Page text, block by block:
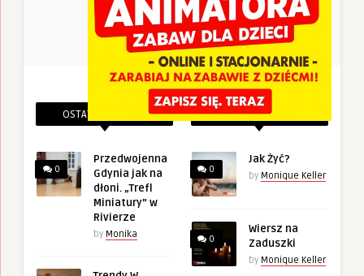
OSTATNIE PINEZKI
0
Przedwojenna
Gdynia jak na
dłoni. „Trefl
Miniatury” w
Rivierze
by Monika
POWIĄZANE PINEZKI
0
Jak Żyć?
by Monique Keller
0
Wiersz na
Zaduszki
by Monique Keller